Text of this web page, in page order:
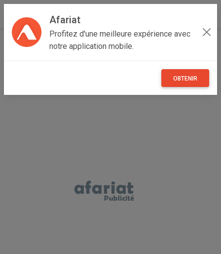
Afariat
Profitez d'une meilleure expérience avec
notre application mobile.
OBTENIR
Accueil Immobilier Grand Tunis